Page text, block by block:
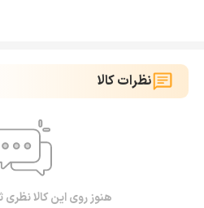
نظرات کالا
هنوز روی این کالا